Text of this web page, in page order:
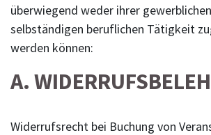
überwiegend weder ihrer
selbständigen beruflichen Tätigkeit
werden können:
A.
Widerrufsrecht bei Buchung von